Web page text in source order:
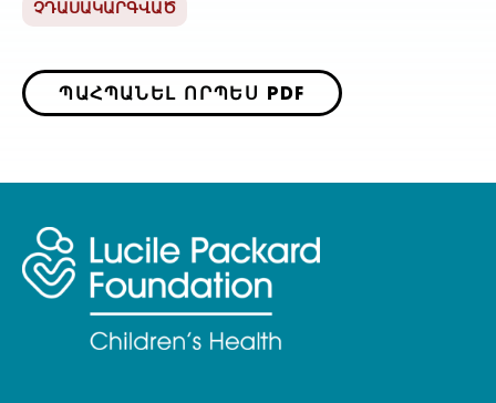
ՉԴԱՍԱԿԱՐԳՎԱԾ
ՊԱՀՊԱՆԵԼ ՈՐՊԵՍ PDF